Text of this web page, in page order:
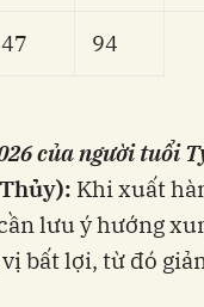
47 94
của người tuổi
Khi xuất
lưu ý hướng
bất lợi, từ đó